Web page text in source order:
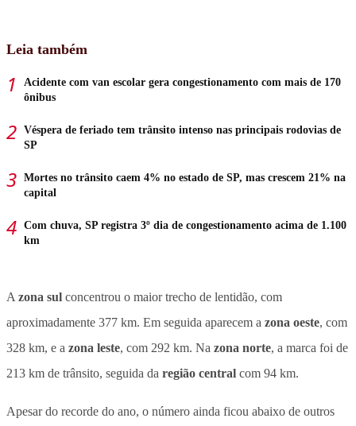
Leia também
Acidente com van escolar gera congestionamento com mais de 170
ônibus
Véspera de feriado tem trânsito intenso nas principais rodovias de
SP
Mortes no trânsito caem 4% no estado de SP, mas crescem 21% na
capital
Com chuva, SP registra 3º dia de congestionamento acima de 1.100
km
Azona sul concentrou o maior trecho de lentidão, com
aproximadamente 377 km. Em seguida aparecem a zona oeste, com
328 km, e a zona leste, com 292 km. Na zona norte, a marca foi de
213 km de trânsito, seguida da região central com 94 km.
Apesar do recorde do ano, o número ainda ficou abaixo de outros